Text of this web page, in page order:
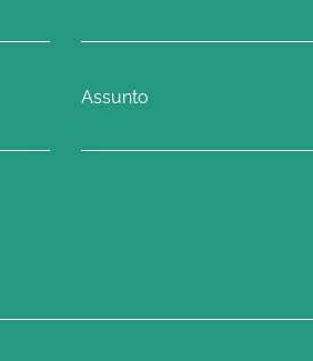
Assunto